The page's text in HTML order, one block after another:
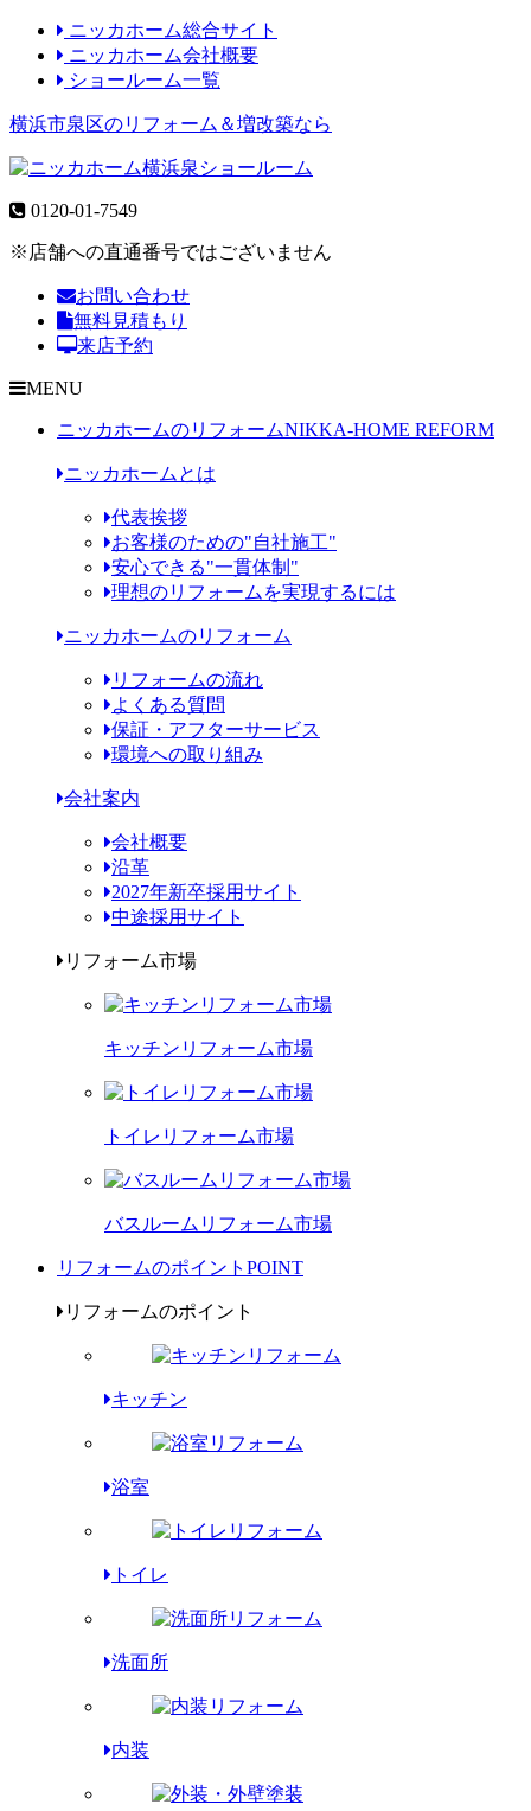
ニッカホーム総合サイト
ニッカホーム会社概要
ショールーム一覧
横浜市泉区のリフォーム＆増改築なら
0120-01-7549
※店舗への直通番号ではございません
お問い合わせ
無料見積もり
来店予約
MENU
ニッカホームのリフォームNIKKA-HOME REFORM
ニッカホームとは
代表挨拶
お客様のための"自社施工"
安心できる"一貫体制"
理想のリフォームを実現するには
ニッカホームのリフォーム
リフォームの流れ
よくある質問
保証・アフターサービス
環境への取り組み
会社案内
会社概要
沿革
2027年新卒採用サイト
中途採用サイト
リフォーム市場
キッチンリフォーム市場
トイレリフォーム市場
バスルームリフォーム市場
リフォームのポイント POINT
リフォームのポイント
キッチン
浴室
トイレ
洗面所
内装